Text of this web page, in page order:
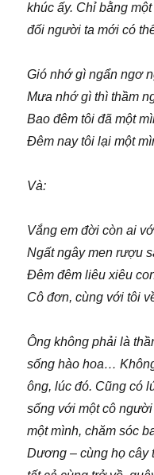
khúc ấy. Chỉ bằng
đối người ta mới có
Gió nhớ gì ngẩn ngơ
Mưa nhớ gì thì thầm
Bao đêm tôi đã một
Ðêm nay tôi lại một
Và:
Vắng em đời còn ai
Ngất ngây men rượu
Ðêm đêm liêu xiêu
Cô đơn, cùng với tôi
Ông không phải là
sống hào hoa…
ông, lúc đó. Cũng có
sống với một cô
một mình, chăm sóc
Dương – cùng họ cây